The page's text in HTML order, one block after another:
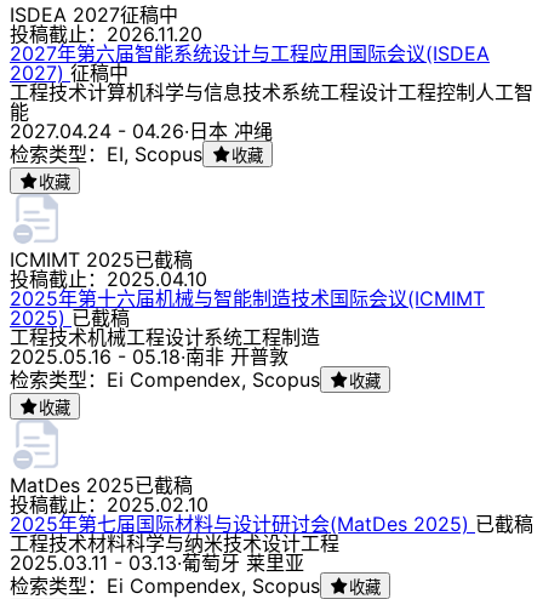
ISDEA 2027征稿中
投稿截止： 2026.11.20
2027年第六届智能系统设计与工程应用国际会议(ISDEA
2027) 征稿中
工程技术计算机科学与信息技术系统工程设计工程控制人工智
能
2027.04.24 - 04.26·日本 冲绳
检索类型：EI, Scopus
收藏
收藏
ICMIMT 2025已截稿
投稿截止： 2025.04.10
2025年第十六届机械与智能制造技术国际会议(ICMIMT
2025) 已截稿
工程技术机械工程设计系统工程制造
2025.05.16 - 05.18·南非 开普敦
检索类型：Ei Compendex, Scopus
收藏
收藏
MatDes 2025已截稿
投稿截止： 2025.02.10
2025年第七届国际材料与设计研讨会(MatDes 2025) 已截稿
工程技术材料科学与纳米技术设计工程
2025.03.11 - 03.13·葡萄牙 莱里亚
检索类型：Ei Compendex, Scopus
收藏